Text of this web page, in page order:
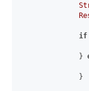
if
            }
            }